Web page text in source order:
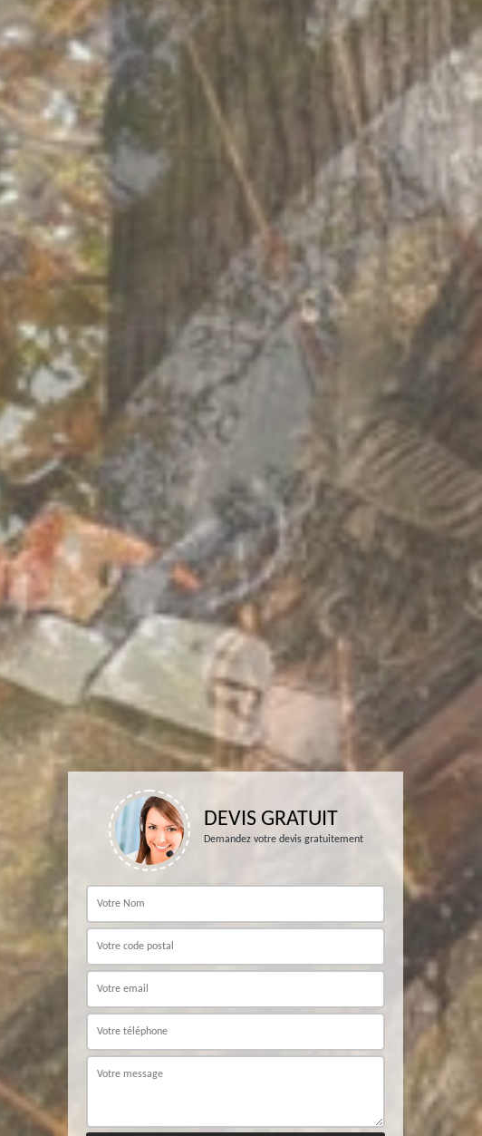
DEVIS GRATUIT
Demandez votre devis gratuitement